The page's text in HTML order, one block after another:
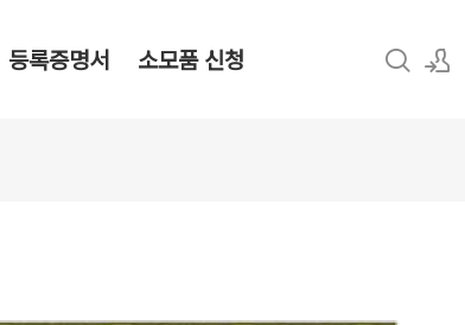
등록증명서 소모품 신청